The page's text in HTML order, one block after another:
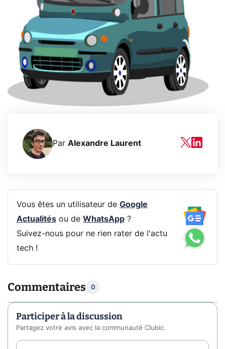
Par Alexandre Laurent
Vous êtes un utilisateur de Google
Actualitésou de WhatsApp?
Suivez-nous pour ne rien rater de l'actu
tech !
Commentaires 0
Participer à la discussion
Partagez votre avis avec la communauté Clubic.